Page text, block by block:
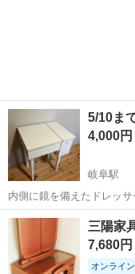
5/10ま
4,000円
岐阜駅
内側に鏡を備えたドレッ
化粧水やヘアアイロンな
岐阜 岐阜市 岐阜
三陽家
7,680円
オンライ